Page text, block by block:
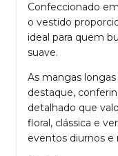
Confeccionado
o vestido
ideal para quem
suave.
As mangas
destaque,
detalhado que
floral, clássica e
eventos diurnos e